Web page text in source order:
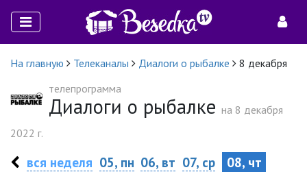
На главную Телеканалы Диалоги о рыбалке
8 декабря
телепрограмма
Диалоги о рыбалке на 8 декабря
2022 г.
вся неделя 05, пн 06, вт 07, ср
08, чт